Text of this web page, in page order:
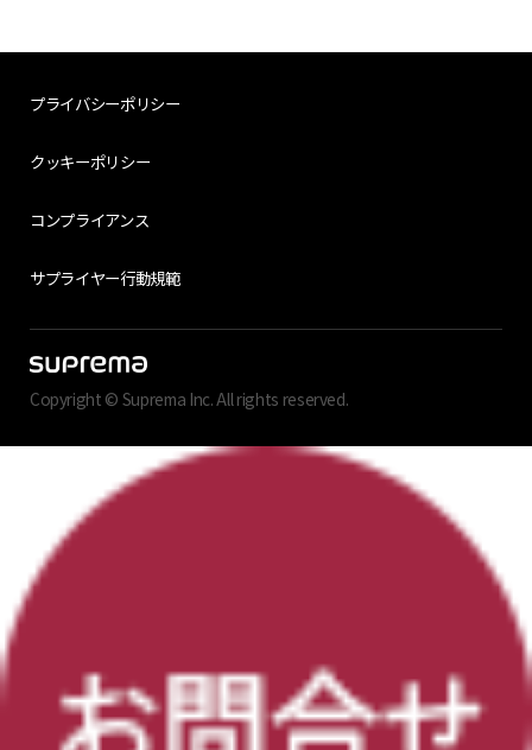
プライバシーポリシー
クッキーポリシー
コンプライアンス
サプライヤー行動規範
Copyright © Suprema Inc. All rights reserved.